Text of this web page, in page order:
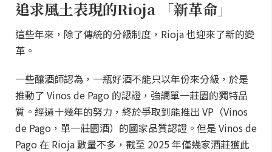
追求風土表現的Rioja 「新革命」
這些年來，除了傳統的分級制度，Rioja 也迎來了新的變
革。
一些釀酒師認為，一瓶好酒不能只以年份來分級，於是
推動了 Vinos de Pago 的認證，強調單一莊園的獨特品
質。經過十幾年的努力，終於爭取到能推出 VP（Vinos
de Pago，單一莊園酒）的國家品質認證。但是 Vinos de
Pago 在 Rioja 數量不多，截至 2025 年僅幾家酒莊獲此